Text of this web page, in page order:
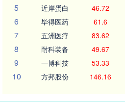
5 近岸蛋白 46.72
6 毕得医药 61.6
7 五洲医疗 83.62
8 耐科装备 49.67
9 一博科技 53.33
10 方邦股份 146.16